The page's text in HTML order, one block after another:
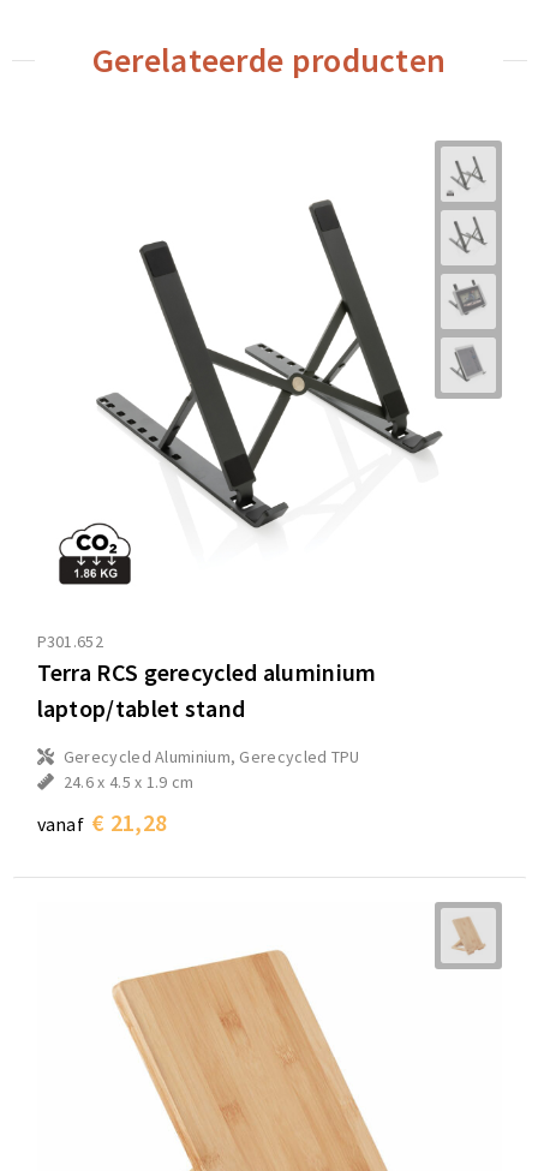
Gerelateerde producten
P301.652
Terra RCS gerecycled aluminium
laptop/tablet stand
Gerecycled Aluminium, Gerecycled TPU
24.6 x 4.5 x 1.9 cm
vanaf € 21,28